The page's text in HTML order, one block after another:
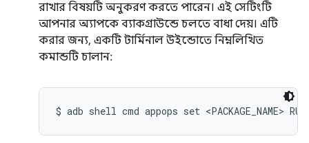
রাখার বিষয়টি অনুকরণ করতে পারেন। এই সেটিংটি
আপনার অ্যাপকে ব্যাকগ্রাউন্ডে চলতে বাধা দেয়। এটি
করার জন্য, একটি টার্মিনাল উইন্ডোতে নিম্নলিখিত
কমান্ডটি চালান:
$ adb shell cmd appops set <PACKAGE_NAME>